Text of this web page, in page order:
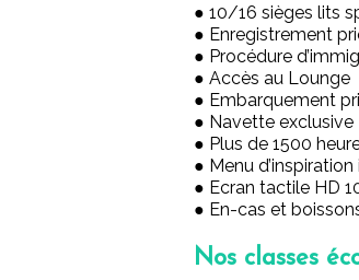
● 10/16 sièges lits
● Enregistrement
● Procédure
● Accès au Lounge
● Embarquement
● Navette exclusive
● Plus de 1500
● Menu
● Ecran tactile HD
● En-cas et
Nos classes